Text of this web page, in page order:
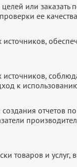
или заказать
ее
к
отчетов
товаров и услуг,